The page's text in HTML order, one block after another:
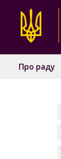
Про раду